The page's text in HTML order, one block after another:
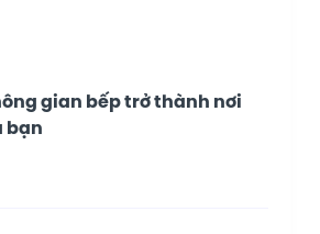
gian bếp trở thành nơi
bạn